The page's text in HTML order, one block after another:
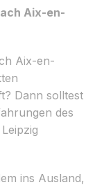
Aix-en-
Aix-en-
Dann solltest
des
ins Ausland,